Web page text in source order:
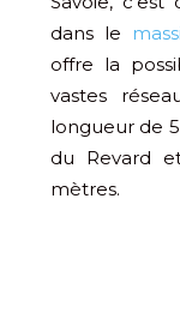
dans le
offre la
vastes
longueur de
du Revard
mètres.